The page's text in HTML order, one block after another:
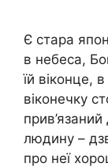
Є стара
в небеса,
їй віконце,
віконечку
людину –
про неї